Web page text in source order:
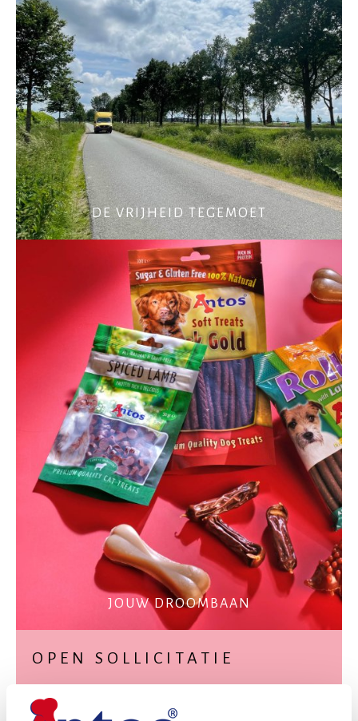
DE VRIJHEID TEGEMOET
JOUW DROOMBAAN
OPEN SOLLICITATIE
treats voor kat ten. Met meer dan 35 jaar ervaring, helpen